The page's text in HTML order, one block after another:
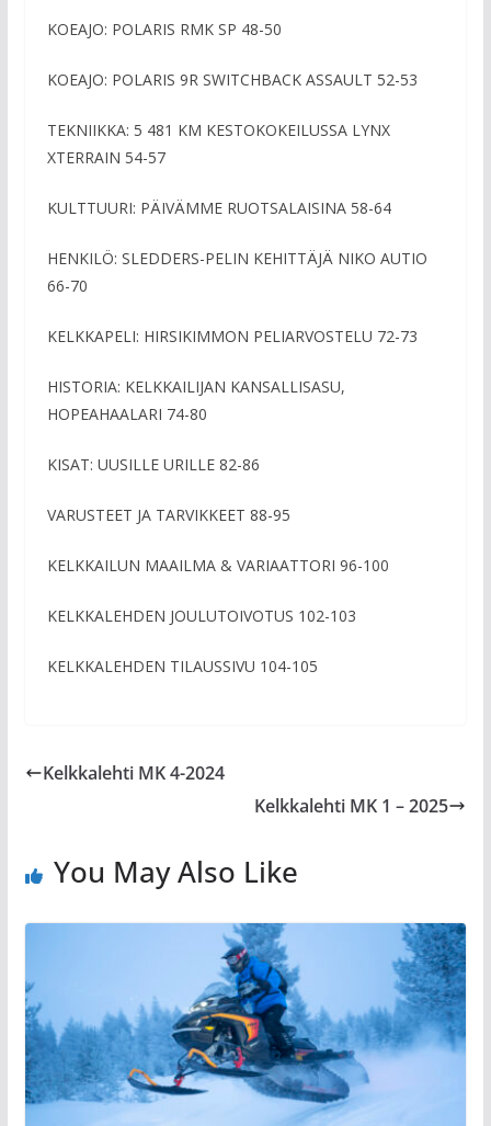
KOEAJO: POLARIS RMK SP 48-50
KOEAJO: POLARIS 9R SWITCHBACK ASSAULT 52-53
TEKNIIKKA: 5 481 KM KESTOKOKEILUSSA LYNX
XTERRAIN 54-57
KULTTUURI: PÄIVÄMME RUOTSALAISINA 58-64
HENKILÖ: SLEDDERS-PELIN KEHITTÄJÄ NIKO AUTIO
66-70
KELKKAPELI: HIRSIKIMMON PELIARVOSTELU 72-73
HISTORIA: KELKKAILIJAN KANSALLISASU,
HOPEAHAALARI 74-80
KISAT: UUSILLE URILLE 82-86
VARUSTEET JA TARVIKKEET 88-95
KELKKAILUN MAAILMA & VARIAATTORI 96-100
KELKKALEHDEN JOULUTOIVOTUS 102-103
KELKKALEHDEN TILAUSSIVU 104-105
Kelkkalehti MK 4-2024
Kelkkalehti MK 1 – 2025
You May Also Like